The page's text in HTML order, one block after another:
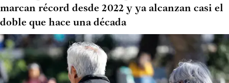
marcan récord desde 2022 y ya alcanzan casi el
doble que hace una década